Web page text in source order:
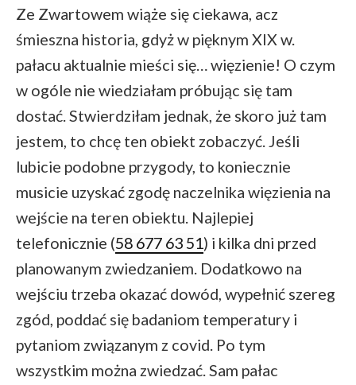
Ze Zwartowem wiąże się ciekawa, acz
śmieszna historia, gdyż w pięknym XIX w.
pałacu aktualnie mieści się… więzienie! O czym
w ogóle nie wiedziałam próbując się tam
dostać. Stwierdziłam jednak, że skoro już tam
jestem, to chcę ten obiekt zobaczyć. Jeśli
lubicie podobne przygody, to koniecznie
musicie uzyskać zgodę naczelnika więzienia na
wejście na teren obiektu. Najlepiej
telefonicznie (58 677 63 51) i kilka dni przed
planowanym zwiedzaniem. Dodatkowo na
wejściu trzeba okazać dowód, wypełnić szereg
zgód, poddać się badaniom temperatury i
pytaniom związanym z covid. Po tym
wszystkim można zwiedzać. Sam pałac